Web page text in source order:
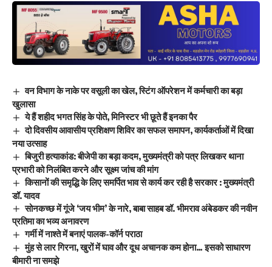
वन विभाग के नाके पर वसूली का खेल, स्टिंग ऑपरेशन में कर्मचारी का बड़ा
खुलासा
ये हैं शहीद भगत सिंह के पोते, मिनिस्टर भी छूते हैं इनका पैर
दो दिवसीय आवासीय प्रशिक्षण शिविर का सफल समापन, कार्यकर्ताओं में दिखा
नया उत्साह
बिजुरी हत्याकांड: बीजेपी का बड़ा कदम, मुख्यमंत्री को पत्र लिखकर थाना
प्रभारी को निलंबित करने और सूक्ष्म जांच की मांग
किसानों की समृद्धि के लिए समर्पित भाव से कार्य कर रही है सरकार : मुख्यमंत्री
डॉ. यादव
सोनकच्छ में गूंजे ‘जय भीम’ के नारे, बाबा साहब डॉ. भीमराव अंबेडकर की नवीन
प्रतिमा का भव्य अनावरण
गर्मी में नाश्ते में बनाएं पालक-कॉर्न पराठा
मुंह से लार गिरना, खुरों में घाव और दूध अचानक कम होना… इसको साधारण
बीमारी ना समझे